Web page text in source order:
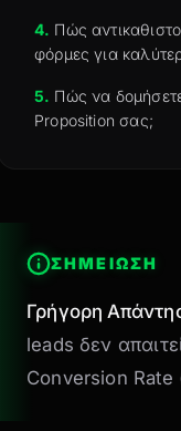
4. Πώς
φόρμες για
5. Πώς να
Proposition σας;
ΣΗΜΕΙΩΣΗ
Γρήγορη
leads δεν
Conversion